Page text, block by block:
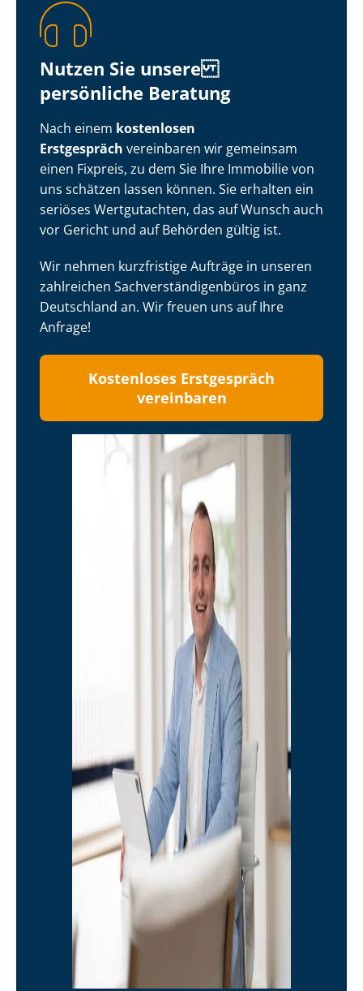
Nutzen Sie unsere
persönliche Beratung
Nach einem kostenlosen
Erstgespräch vereinbaren wir gemeinsam
einen Fixpreis, zu dem Sie Ihre Immobilie von
uns schätzen lassen können. Sie erhalten ein
seriöses Wertgutachten, das auf Wunsch auch
vor Gericht und auf Behörden gültig ist.
Wir nehmen kurzfristige Aufträge in unseren
zahlreichen Sach­ver­stän­di­gen­bü­ros in ganz
Deutschland an. Wir freuen uns auf Ihre
Anfrage!
Kostenloses Erstgespräch
vereinbaren